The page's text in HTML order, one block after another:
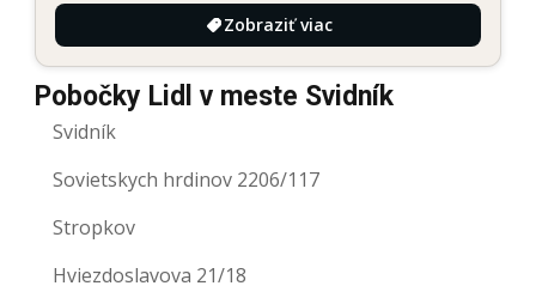
Zobraziť viac
Pobočky Lidl v meste Svidník
Svidník
Sovietskych hrdinov 2206/117
Stropkov
Hviezdoslavova 21/18